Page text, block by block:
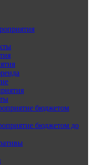
бюджетом
бюджетом до